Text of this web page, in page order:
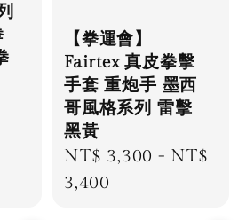
【拳運會】
Fairtex 真皮拳擊
手套 重炮手 墨西
哥風格系列 雷擊
黑黃
Regular
price
NT$ 3,300 - NT$
3,400